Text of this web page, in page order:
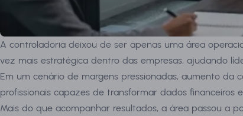
A controladoria deixou de ser apenas uma área
vez mais estratégica dentro das empresas, ajudando
Em um cenário de margens pressionadas, aumento da
profissionais capazes de transformar dados financeiros
Mais do que acompanhar resultados, a área passou a